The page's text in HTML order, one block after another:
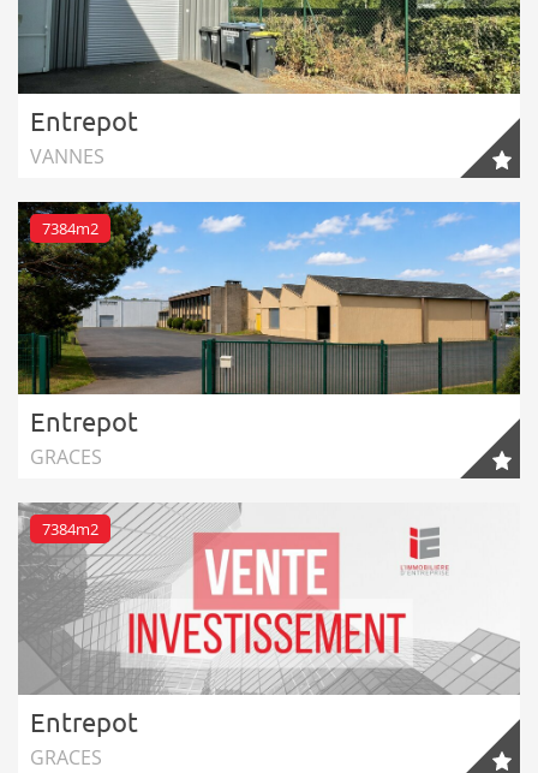
Entrepot
VANNES
7384m2
Entrepot
GRACES
7384m2
Entrepot
GRACES